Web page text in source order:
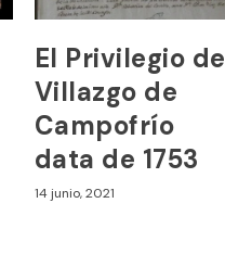
El Privilegio de
Villazgo de
Campofrío
data de 1753
14 junio, 2021